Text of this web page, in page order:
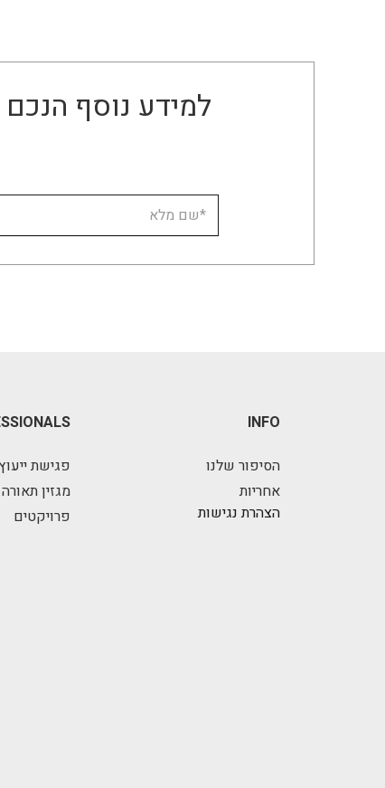
למידע נוסף
INFO
הסיפור שלנו
אחריות
הצהרת נגישות
פגישת
מגזין תאורה
פרויקטים